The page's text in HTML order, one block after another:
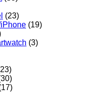
(23)
(19)
(3)